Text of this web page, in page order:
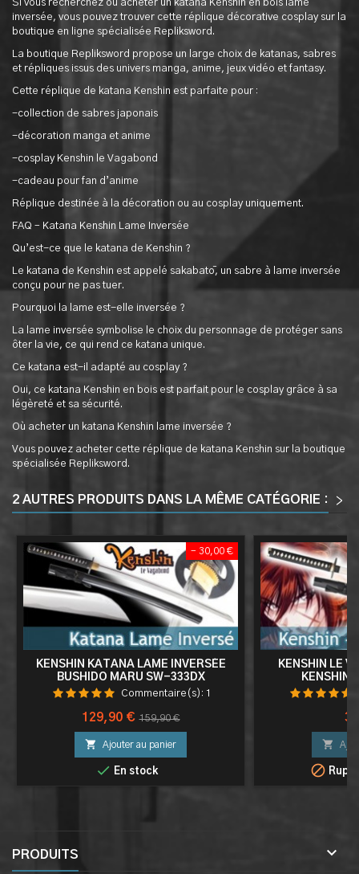
Si vous recherchez où acheter un katana Kenshin en bois lame
inversée, vous pouvez trouver cette réplique décorative cosplay sur la
boutique en ligne spécialisée Repliksword.
La boutique Repliksword propose un large choix de katanas, sabres
et répliques issus des univers manga, anime, jeux vidéo et fantasy.
Cette réplique de katana Kenshin est parfaite pour :
-collection de sabres japonais
-décoration manga et anime
-cosplay Kenshin le Vagabond
-cadeau pour fan d’anime
Réplique destinée à la décoration ou au cosplay uniquement.
FAQ – Katana Kenshin Lame Inversée
Qu’est-ce que le katana de Kenshin ?
Le katana de Kenshin est appelé sakabatō, un sabre à lame inversée
conçu pour ne pas tuer.
Pourquoi la lame est-elle inversée ?
La lame inversée symbolise le choix du personnage de protéger sans
ôter la vie, ce qui rend ce katana unique.
Ce katana est-il adapté au cosplay ?
Oui, ce katana Kenshin en bois est parfait pour le cosplay grâce à sa
légèreté et sa sécurité.
Où acheter un katana Kenshin lame inversée ?
Vous pouvez acheter cette réplique de katana Kenshin sur la boutique
spécialisée Repliksword.
2 AUTRES PRODUITS DANS LA MÊME CATÉGORIE :
>
- 30,00 €
KENSHIN KATANA LAME INVERSÉE
BUSHIDO MARU SW-333DX
Commentaire(s): 1
Prix
129,90 € Prix
base
159,90 €
 Ajouter au panier
 En stock
KENSHIN LE
KENSHIN


PRODUITS 